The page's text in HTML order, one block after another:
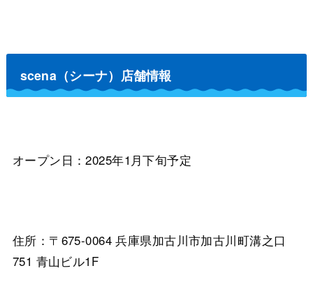
scena（シーナ）店舗情報
オープン日：2025年1月下旬予定
住所：〒675-0064 兵庫県加古川市加古川町溝之口
751 青山ビル1F